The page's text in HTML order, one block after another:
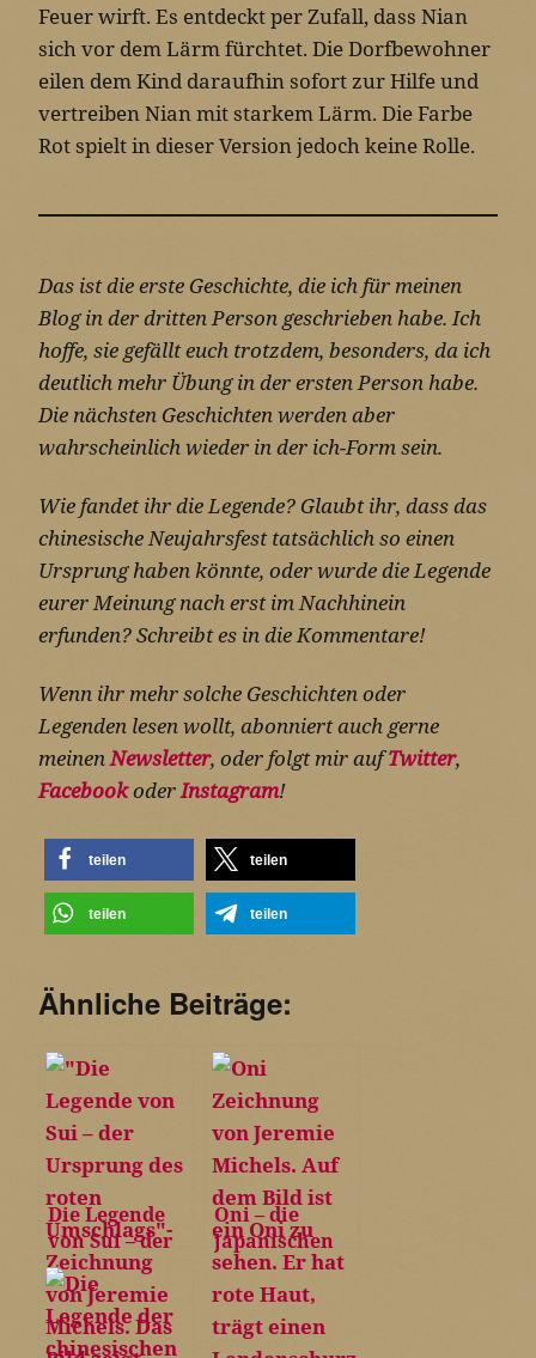
Feuer wirft. Es entdeckt per Zufall, dass Nian
sich vor dem Lärm fürchtet. Die Dorfbewohner
eilen dem Kind daraufhin sofort zur Hilfe und
vertreiben Nian mit starkem Lärm. Die Farbe
Rot spielt in dieser Version jedoch keine Rolle.
Das ist die erste Geschichte, die ich für meinen
Blog in der dritten Person geschrieben habe. Ich
hoffe, sie gefällt euch trotzdem, besonders, da ich
deutlich mehr Übung in der ersten Person habe.
Die nächsten Geschichten werden aber
wahrscheinlich wieder in der ich-Form sein.
Wie fandet ihr die Legende? Glaubt ihr, dass das
chinesische Neujahrsfest tatsächlich so einen
Ursprung haben könnte, oder wurde die Legende
eurer Meinung nach erst im Nachhinein
erfunden? Schreibt es in die Kommentare!
Wenn ihr mehr solche Geschichten oder
Legenden lesen wollt, abonniert auch gerne
meinenNewsletter, oder folgt mir aufTwitter,
FacebookoderInstagram!
teilen teilen
teilen teilen
Ähnliche Beiträge:
Die Legende
von Sui – der
Ursprung des
roten
Umschlags
Oni – die
japanischen
Oger